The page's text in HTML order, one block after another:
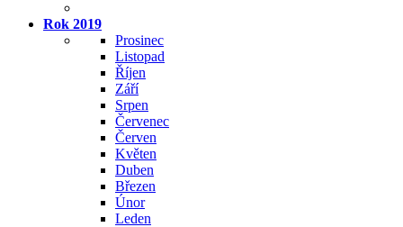
Rok 2019
Prosinec
Listopad
Říjen
Září
Srpen
Červenec
Červen
Květen
Duben
Březen
Únor
Leden